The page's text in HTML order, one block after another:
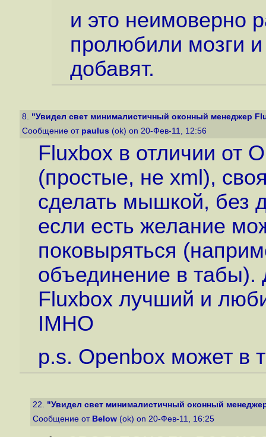
и это неимоверно
пролюбили мозги
добавят.
8. "Увидел свет минималистичный оконный менеджер
Сообщение от paulus (ok) on 20-Фев-11, 12:56
Fluxbox в отличии от
(простые, не xml),
сделать мышкой, без
если есть желание
поковыряться
объединение в табы).
Fluxbox лучший и
IMHO
p.s. Openbox может в
22. "Увидел свет минималистичный оконный
Сообщение от Below (ok) on 20-Фев-11, 16:25